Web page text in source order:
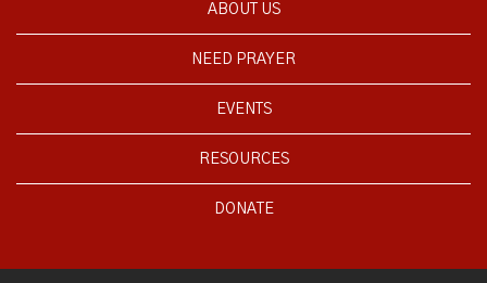
ABOUT US
NEED PRAYER
EVENTS
RESOURCES
DONATE